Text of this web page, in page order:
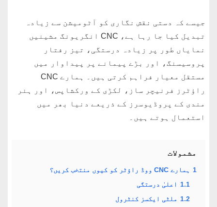
جیسے کہ دستی نقش نگاری کو آٹومیشن سے زیادہ
تبدیل کیا جا رہا ہے، CNC انگریونگ مشینیں
نمایاں طور پر زیادہ درستگی، تیز رفتار
پروسیسنگ، اور بڑے پیمانے پر پیداوار میں
مستقل معیار فراہم کرتی ہیں۔ ہمارے CNC
راؤٹرز فرنیچر ساز، لکڑی کے ورکشاپس، اور ہنر
مندی کے پروڈیوسرز کے ذریعے دنیا بھر میں
استعمال ہوتے ہیں۔
مشمولات
1
ہمارے CNC ووڈ راؤٹر کو کیوں منتخب کریں؟
1.1
اعلیٰ درستگی
1.2 ملٹی ایکسز کنٹرول